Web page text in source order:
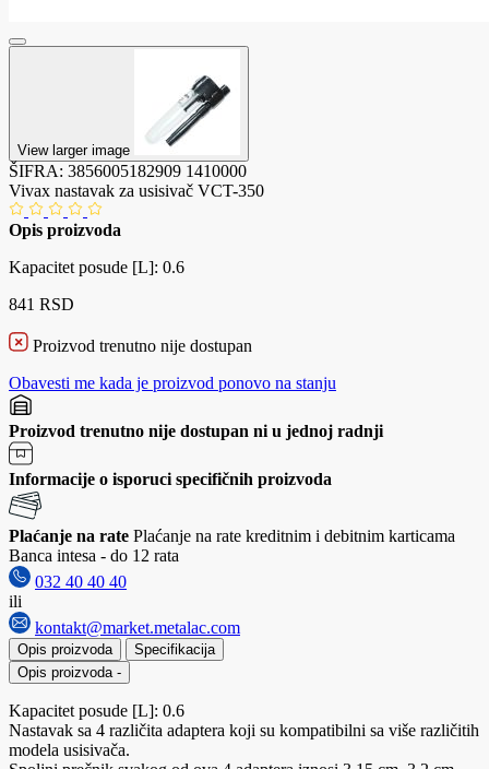
View larger image
ŠIFRA: 3856005182909 1410000
Vivax nastavak za usisivač VCT-350
Opis proizvoda
Kapacitet posude [L]: 0.6
841 RSD
Proizvod trenutno nije dostupan
Obavesti me kada je proizvod ponovo na stanju
Proizvod trenutno nije dostupan ni u jednoj radnji
Informacije o isporuci specifičnih proizvoda
Plaćanje na rate Plaćanje na rate kreditnim i debitnim karticama
Banca intesa - do 12 rata
032 40 40 40
ili
kontakt@market.metalac.com
Opis proizvoda
Specifikacija
Opis proizvoda -
Kapacitet posude [L]: 0.6
Nastavak sa 4 različita adaptera koji su kompatibilni sa više različitih
modela usisivača.